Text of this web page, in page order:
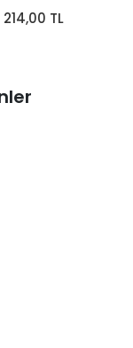
214,00 TL